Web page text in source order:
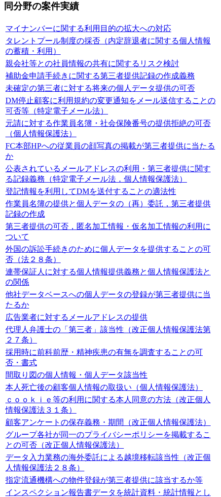
同分野の案件実績
マイナンバーに関する利用目的の拡大への対応
タレントプール制度の採否（内定辞退者に関する個人情報
の蓄積・利用）
親会社等との社員情報の共有に関するリスク検討
補助金申請手続きに関する第三者提供記録の作成義務
未確定の第三者に対する将来の個人データ提供の可否
DM停止顧客に利用規約の変更通知をメール送信することの
可否等（特定電子メール法）
元請に対する作業員名簿・社会保険番号の提供拒絶の可否
（個人情報保護法）
FC本部HPへの従業員の顔写真の掲載が第三者提供に当たる
か
公表されているメールアドレスの利用・第三者提供に関す
る記録義務（特定電子メール法，個人情報保護法）
登記情報を利用してDMを送付することの適法性
作業員名簿の提供と個人データの（再）委託，第三者提供
記録の作成
第三者提供の可否，匿名加工情報・仮名加工情報の利用に
ついて
外国の訴訟手続きのために個人データを提供することの可
否（法２８条）
連帯保証人に対する個人情報提供義務と個人情報保護法と
の関係
他社データベースへの個人データの登録が第三者提供に当
たるか
広告業者に対するメールアドレスの提供
代理人弁護士の「第三者」該当性（改正個人情報保護法第
２７条）
採用時に前科前歴・精神疾患の有無を調査することの可
否・書式
間取り図の個人情報・個人データ該当性
本人死亡後の顧客個人情報の取扱い（個人情報保護法）
ｃｏｏｋｉｅ等の利用に関する本人同意の方法（改正個人
情報保護法３１条）
顧客アンケートの保存義務・期間（改正個人情報保護法）
グループ各社が同一のプライバシーポリシーを掲載するこ
との可否（改正個人情報保護法）
データ入力業務の海外委託による越境移転該当性（改正個
人情報保護法２８条）
指定流通機構への物件登録が第三者提供に該当するか等
インスペクション報告書データを統計資料・統計情報とし